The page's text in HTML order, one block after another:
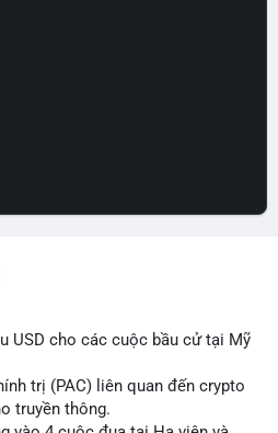
USD cho các cuộc bầu cử tại Mỹ
trị (PAC) liên quan đến crypto
truyền thông.